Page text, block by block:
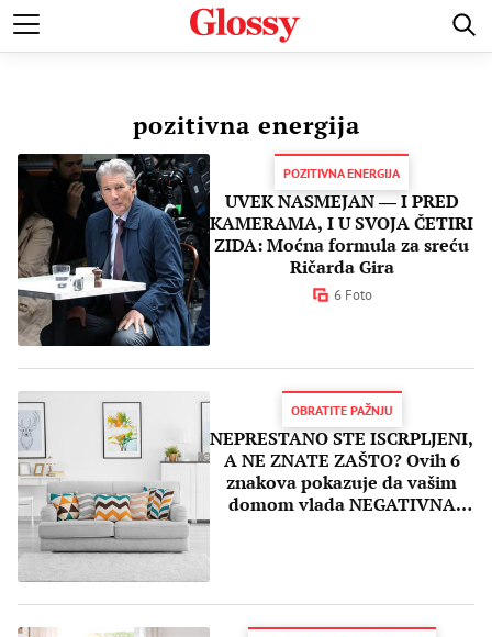
POZNATI MODA I LEPOTA ZDRAVI I SREĆNI LJUBAV
pozitivna energija
POZITIVNA ENERGIJA
UVEK NASMEJAN ― I PRED
KAMERAMA, I U SVOJA ČETIRI
ZIDA: Moćna formula za sreću
Ričarda Gira
6 Foto
OBRATITE PAŽNJU
NEPRESTANO STE ISCRPLJENI,
A NE ZNATE ZAŠTO? Ovih 6
znakova pokazuje da vašim
domom vlada NEGATIVNA